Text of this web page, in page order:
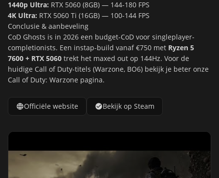
1440p Ultra: RTX 5060 (8GB) — 144-180 FPS
4K Ultra: RTX 5060 Ti (16GB) — 100-144 FPS
Conclusie & aanbeveling
CoD Ghosts is in 2026 een budget-CoD voor singleplayer-
completionists. Een instap-build vanaf €750 met Ryzen 5
7600 + RTX 5060 trekt het maxed out op 144Hz. Voor de
huidige Call of Duty-titels (Warzone, BO6) bekijk je beter onze
Call of Duty: Warzone pagina.
Officiële website Bekijk op Steam